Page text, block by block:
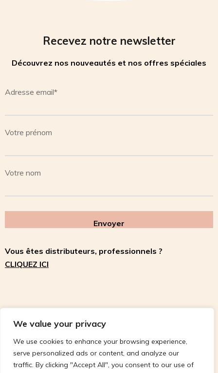
We value your privacy
We use cookies to enhance your browsing experience,
serve personalized ads or content, and analyze our
traffic. By clicking "Accept All", you consent to our use of
Recevez notre newsletter
Découvrez nos nouveautés et nos offres spéciales
Adresse email*
Votre prénom
Votre nom
Vous êtes distributeurs, professionnels ?
CLIQUEZ ICI
Suivez-nous sur Instagram